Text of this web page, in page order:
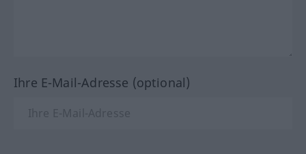
Ihre E-Mail-Adresse (optional)